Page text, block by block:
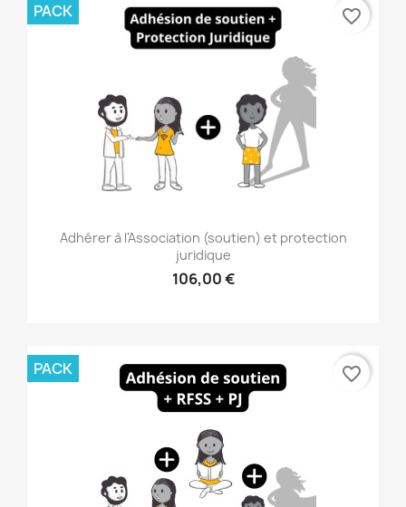
Adhérer à l'Association (soutien) et protection
juridique
106,00 €
PACK favorite_border
PACK favorite_border